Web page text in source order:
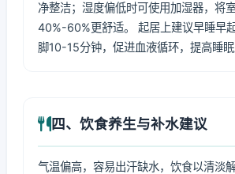
净整洁；湿度偏低时可使用加湿器，将
40%-60%更舒适。 起居上建议早睡早
脚10-15分钟，促进血液循环，提高睡眠
四、饮食养生与补水建议
气温偏高，容易出汗缺水，饮食以清淡